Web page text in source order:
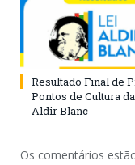
Resultado Final de
Pontos de Cultura
Aldir Blanc
Os comentários